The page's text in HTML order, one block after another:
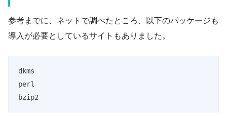
参考までに、ネットで調べたところ、以下のパッケージも
導入が必要としているサイトもありました。
dkms
perl
bzip2